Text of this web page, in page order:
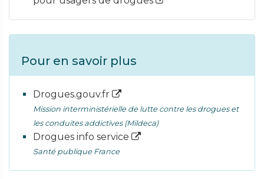
Pour en savoir plus
Drogues.gouv.fr
Mission interministérielle de lutte contre les drogues et
les conduites addictives (Mildeca)
Drogues info service
Santé publique France